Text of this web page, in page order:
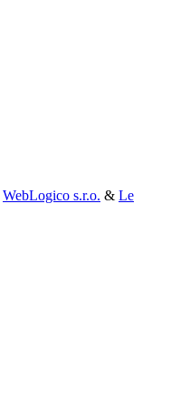
WebLogico s.r.o. & Le